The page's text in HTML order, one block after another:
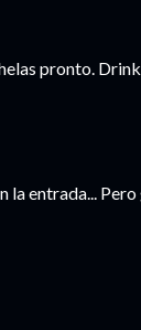
pronto.
la entrada... Pero